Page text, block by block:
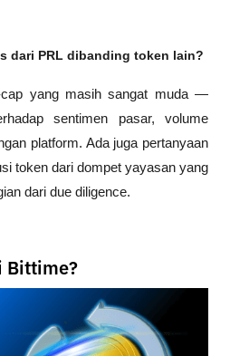
dari PRL dibanding token lain?
cap yang masih sangat muda —
sentimen pasar, volume
platform. Ada juga pertanyaan
token dari dompet yayasan yang
dari due diligence.
Bittime?